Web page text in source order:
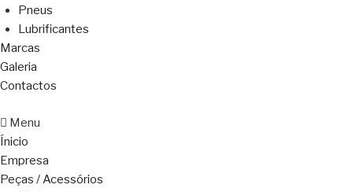
Pneus
Lubrificantes
Marcas
Galeria
Contactos
Menu
Ínicio
Empresa
Peças / Acessórios